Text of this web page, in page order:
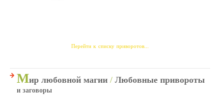
Перейти к списку приворотов...
Мир любовной магии / Любовные привороты
и заговоры